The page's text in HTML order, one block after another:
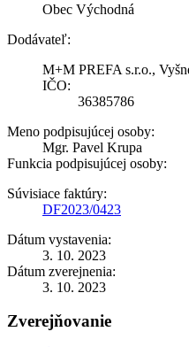
Obec Východná
Dodávateľ:
M+M PREFA s.r.o.,
IČO:
36385786
Meno podpisujúcej osoby:
Mgr. Pavel Krupa
Funkcia podpisujúcej osoby:
Súvisiace faktúry:
DF2023/0423
Dátum vystavenia:
3. 10. 2023
Dátum zverejnenia:
3. 10. 2023
Zverejňovanie